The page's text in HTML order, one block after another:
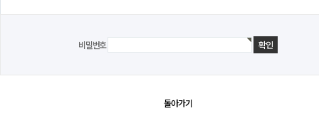
비밀번호
돌아가기